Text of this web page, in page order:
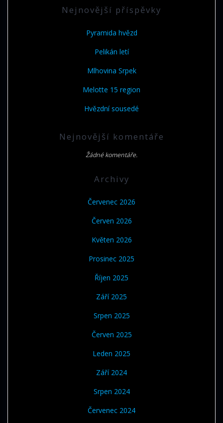
Nejnovější příspěvky
Pyramida hvězd
Pelikán letí
Mlhovina Srpek
Melotte 15 region
Hvězdní sousedé
Nejnovější komentáře
Žádné komentáře.
Archivy
Červenec 2026
Červen 2026
Květen 2026
Prosinec 2025
Říjen 2025
Září 2025
Srpen 2025
Červen 2025
Leden 2025
Září 2024
Srpen 2024
Červenec 2024